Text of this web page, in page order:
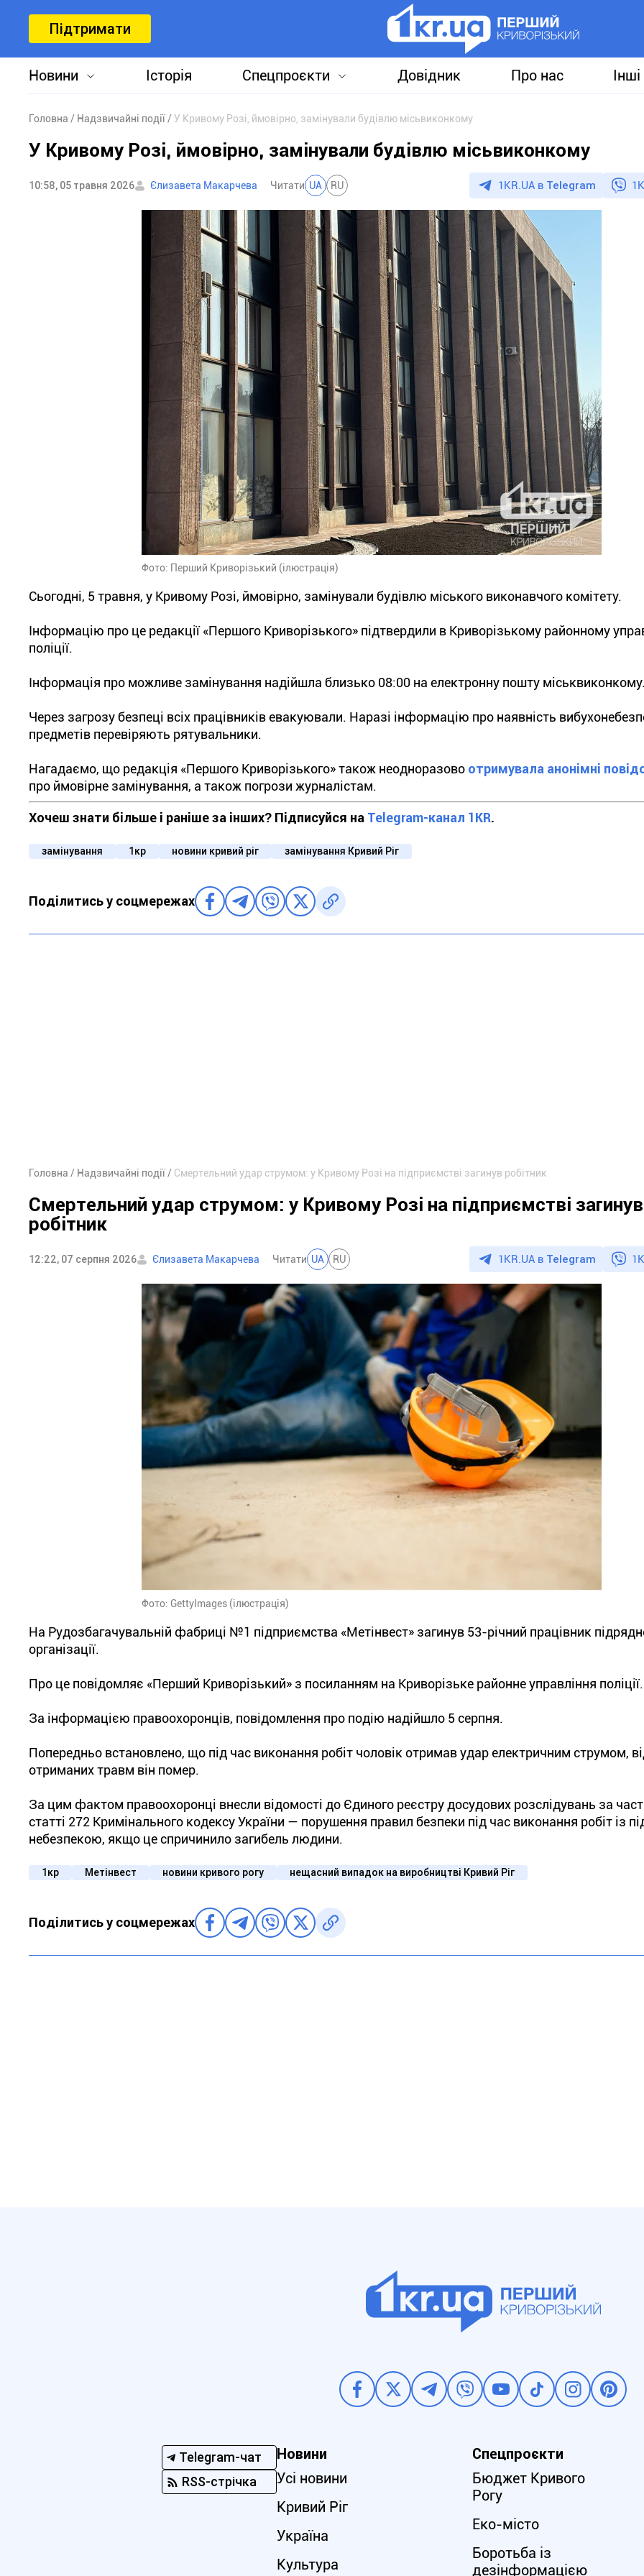
Підтримати
Новини Історія Спецпроєкти Довідник Про нас
Головна Надзвичайні події У Кривому Розі, ймовірно, замінували будівлю місьвиконкому
У Кривому Розі, ймовірно, замінували будівлю місьвиконкому
10:58, 05 травня 2026 Єлизавета Макарчева Читати UA RU 1KR.UA в Telegram
Фото: Перший Криворізький (ілюстрація)
Сьогодні, 5 травня, у Кривому Розі, ймовірно, замінували будівлю міського виконавчого комітету.
Інформацію про це редакції «Першого Криворізького» підтвердили в Криворізькому районному
поліції.
Інформація про можливе замінування надійшла близько 08:00 на електронну пошту міськвиконкому.
Через загрозу безпеці всіх працівників евакуювали. Наразі інформацію про наявність
предметів перевіряють рятувальники.
Нагадаємо, що редакція «Першого Криворізького» також неодноразово отримувала анонімні
про ймовірне замінування, а також погрози журналістам.
Хочеш знати більше і раніше за інших? Підписуйся на Telegram-канал 1KR.
замінування 1кр новини кривий ріг замінування Кривий Ріг
Поділитись у соцмережах
Головна Надзвичайні події Смертельний удар струмом: у Кривому Розі на підприємстві загинув робітник
Смертельний удар струмом: у Кривому Розі на підприємстві загинув
робітник
12:22, 07 серпня 2026 Єлизавета Макарчева Читати UA RU 1KR.UA в Telegram
Фото: GettyImages (ілюстрація)
На Рудозбагачувальній фабриці №1 підприємства «Метінвест» загинув 53-річний працівник
організації.
Про це повідомляє «Перший Криворізький» з посиланням на Криворізьке районне управління поліції.
За інформацією правоохоронців, повідомлення про подію надійшло 5 серпня.
Попередньо встановлено, що під час виконання робіт чоловік отримав удар електричним струмом,
отриманих травм він помер.
За цим фактом правоохоронці внесли відомості до Єдиного реєстру досудових розслідувань за
статті 272 Кримінального кодексу України — порушення правил безпеки під час виконання робіт із
небезпекою, якщо це спричинило загибель людини.
1кр Метінвест новини кривого рогу нещасний випадок на виробництві Кривий Ріг
Поділитись у соцмережах
Telegram-чат
RSS-стрічка
Новини
Усі новини
Кривий Ріг
Україна
Культура
Спецпроєкти
Бюджет Кривого
Рогу
Еко-місто
Боротьба із
дезінформацією